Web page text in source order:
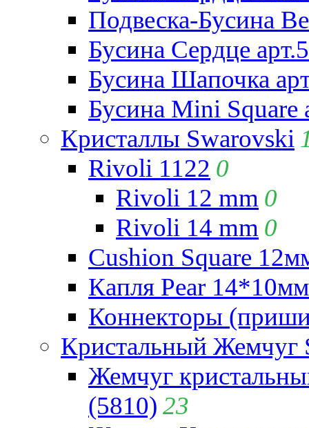
Подвеска-Бусина
Бусина Сердце
Бусина Шапочка
Бусина Mini Square
Кристаллы Swarovski
Rivoli 1122 0
Rivoli 12 mm 0
Rivoli 14 mm 0
Cushion Square
Капля Pear
Коннекторы
Кристальный Жемчуг
Жемчуг
(5810) 23